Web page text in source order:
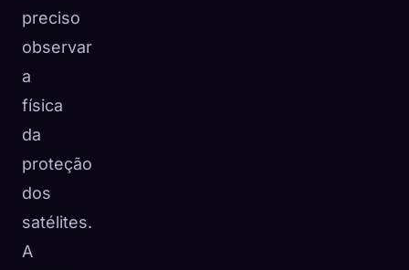
preciso
observar
a
física
da
proteção
dos
satélites.
A